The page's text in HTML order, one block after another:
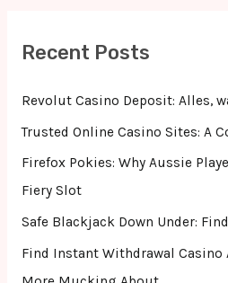
f
Recent Posts
Revolut Casino Deposit: Alles,
Trusted Online Casino Sites: A
Firefox Pokies: Why Aussie
Fiery Slot
Safe Blackjack Down Under:
Find Instant Withdrawal Casino